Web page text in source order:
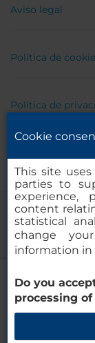
NH Linate
Aviso legal
Política de
Política de
© 2000-2026
Cookie
This site
parties to
experience,
content
statistical
change
information in
Do you
processing